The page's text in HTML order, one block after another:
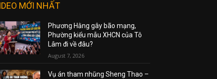
MỚI NHẤT
Phương Hằng gây bão mạng,
Phường kiểu mẫu XHCN của Tô
Lâm đi về đâu?
August 7, 2026
Vụ án tham nhũng Sheng Thao –